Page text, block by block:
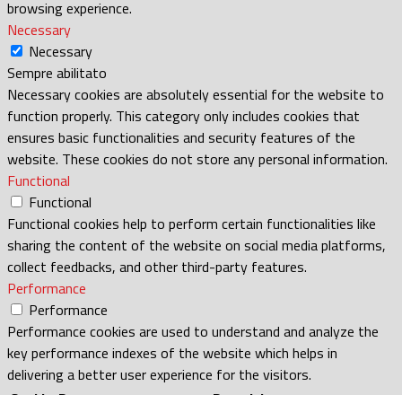
browsing experience.
Necessary
Necessary
Sempre abilitato
Necessary cookies are absolutely essential for the website to
function properly. This category only includes cookies that
ensures basic functionalities and security features of the
website. These cookies do not store any personal information.
Functional
Functional
Functional cookies help to perform certain functionalities like
sharing the content of the website on social media platforms,
collect feedbacks, and other third-party features.
Performance
Performance
Performance cookies are used to understand and analyze the
key performance indexes of the website which helps in
delivering a better user experience for the visitors.